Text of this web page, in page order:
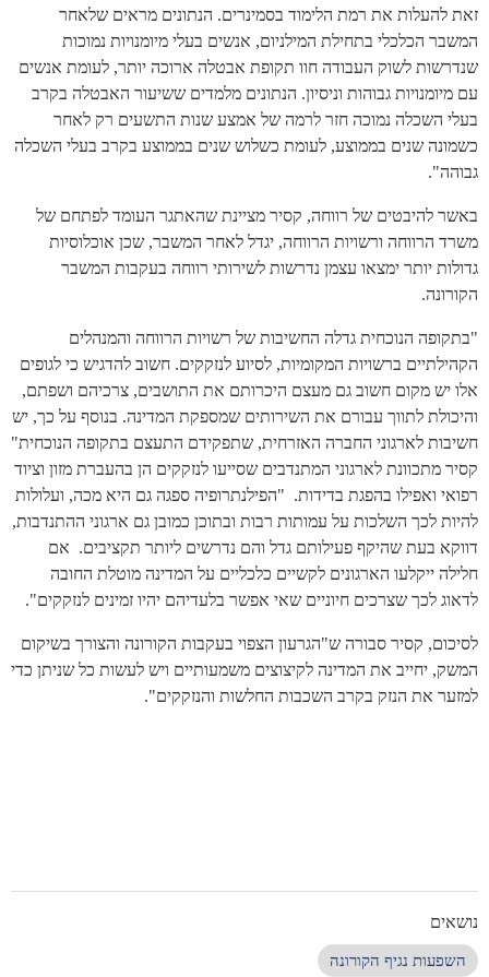
זאת להעלות את רמת הלימוד בסמינרים. הנתונים מראים שלאחר
המשבר הכלכלי בתחילת המילניום, אנשים בעלי מיומנויות נמוכות
שנדרשות לשוק העבודה חוו תקופת אבטלה ארוכה יותר, לעומת אנשים
עם מיומנויות גבוהות וניסיון. הנתונים מלמדים ששיעור האבטלה בקרב
בעלי השכלה נמוכה חזר לרמה של אמצע שנות התשעים רק לאחר
כשמונה שנים בממוצע, לעומת כשלוש שנים בממוצע בקרב בעלי השכלה
גבוהה".
באשר להיבטים של רווחה, קסיר מציינת שהאתגר העומד לפתחם של
משרד הרווחה ורשויות הרווחה, יגדל לאחר המשבר, שכן אוכלוסיות
גדולות יותר ימצאו עצמן נדרשות לשירותי רווחה בעקבות המשבר
הקורונה.
"בתקופה הנוכחית גדלה החשיבות של רשויות הרווחה והמנהלים
הקהילתיים ברשויות המקומיות, לסיוע לנזקקים. חשוב להדגיש כי לגופים
אלו יש מקום חשוב גם מעצם היכרותם את התושבים, צרכיהם ושפתם,
והיכולת לתווך עבורם את השירותים שמספקת המדינה. בנוסף על כך, יש
חשיבות לארגוני החברה האזרחית, שתפקידם התעצם בתקופה הנוכחית"
קסיר מתכוונת לארגוני המתנדבים שסייעו לנזקקים הן בהעברת מזון וציוד
רפואי ואפילו בהפגת בדידות. "הפילנתרופיה ספגה גם היא מכה, ועלולות
להיות לכך השלכות על עמותות רבות ובתוכן כמובן גם ארגוני ההתנדבות,
דווקא בעת שהיקף פעילותם גדל והם נדרשים ליותר תקציבים. אם
חלילה ייקלעו הארגונים לקשיים כלכליים על המדינה מוטלת החובה
לדאוג לכך שצרכים חיוניים שאי אפשר בלעדיהם יהיו זמינים לנזקקים".
לסיכום, קסיר סבורה ש"הגרעון הצפוי בעקבות הקורונה והצורך בשיקום
המשק, יחייב את המדינה לקיצוצים משמעותיים ויש לעשות כל שניתן כדי
למזער את הנזק בקרב השכבות החלשות והנזקקים".
נושאים
השפעות נגיף הקורונה